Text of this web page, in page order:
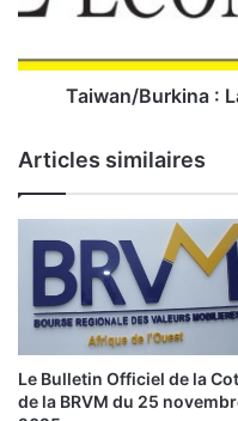
Q
i
t
l
e
s
p
/
u
n
a
:
o
p
Taiwan/Burkina :
Articles similaires
Le Bulletin Officiel de la
de la BRVM du 25